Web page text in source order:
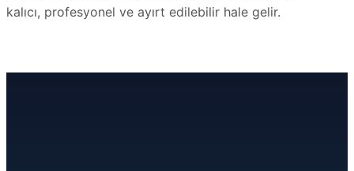
kalıcı, profesyonel ve ayırt edilebilir hale gelir.